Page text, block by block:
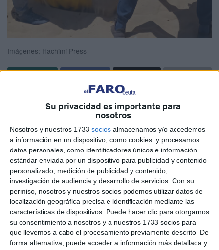
Su privacidad es importante para
nosotros
Nosotros y nuestros 1733 socios almacenamos y/o accedemos
a información en un dispositivo, como cookies, y procesamos
datos personales, como identificadores únicos e información
estándar enviada por un dispositivo para publicidad y contenido
personalizado, medición de publicidad y contenido,
investigación de audiencia y desarrollo de servicios. Con su
permiso, nosotros y nuestros socios podemos utilizar datos de
localización geográfica precisa e identificación mediante las
características de dispositivos. Puede hacer clic para otorgarnos
su consentimiento a nosotros y a nuestros 1733 socios para
que llevemos a cabo el procesamiento previamente descrito. De
forma alternativa, puede acceder a información más detallada y
Imágenes: Hachimi Press
como una auténticaguerra sin cuartel en las playas
norte de Marruecoscontra la
ocupación del dominio
público.
Las autoridades han intervenido en la zona de Rincón y
Castillejos, entre otros puntos.
En el caso de M’diq (Rincón), han descubiertoalmacenes
secretos de sombrillasen donde han localizado decenas
de estos elementos de protección del sol y sillas de playa.
Estabanenterradas bajo la arena de la playa de M'diq,